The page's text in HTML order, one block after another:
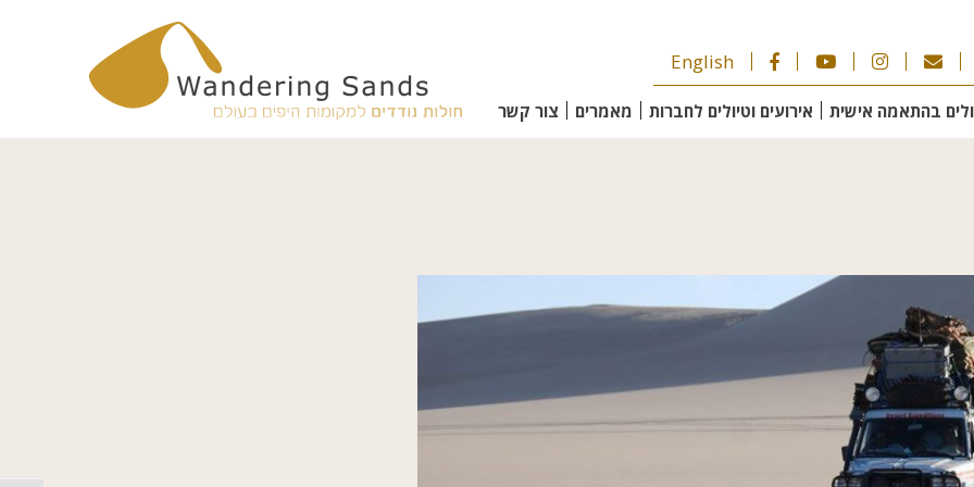
English
בהתאמה אישית אירועים וטיולים לחברות מאמרים צור קשר